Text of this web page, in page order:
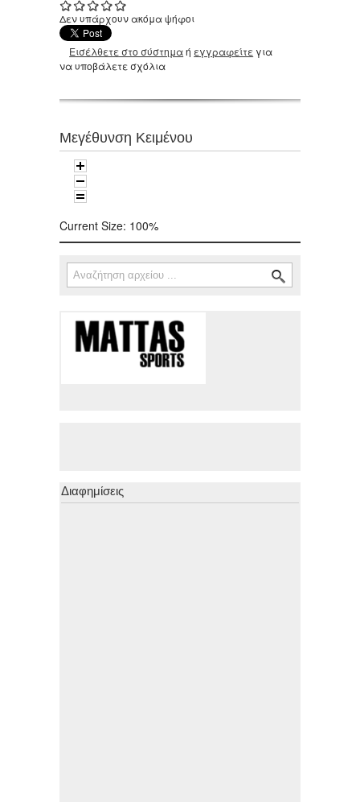
Δεν υπάρχουν ακόμα ψήφοι
Εισέλθετε στο σύστημαή εγγραφείτε για
να υποβάλετε σχόλια
Μεγέθυνση Κειμένου
Current Size: 100%
Φόρμα αναζήτησης
Αναζήτηση
Διαφημίσεις